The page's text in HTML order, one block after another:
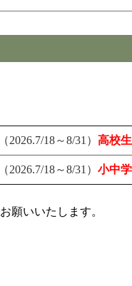
18～8/31） 高校生
18～8/31） 小中
願いいたします。